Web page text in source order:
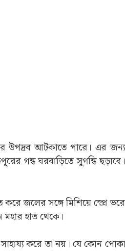
উপদ্রব আটকাতে পারে। এর জন্য
গন্ধ ঘরবাড়িতে সুগন্ধি ছড়াবে।
জলের সঙ্গে মিশিয়ে স্প্রে ভরে
হাত থেকে।
করে তা নয়। যে কোন পোকা